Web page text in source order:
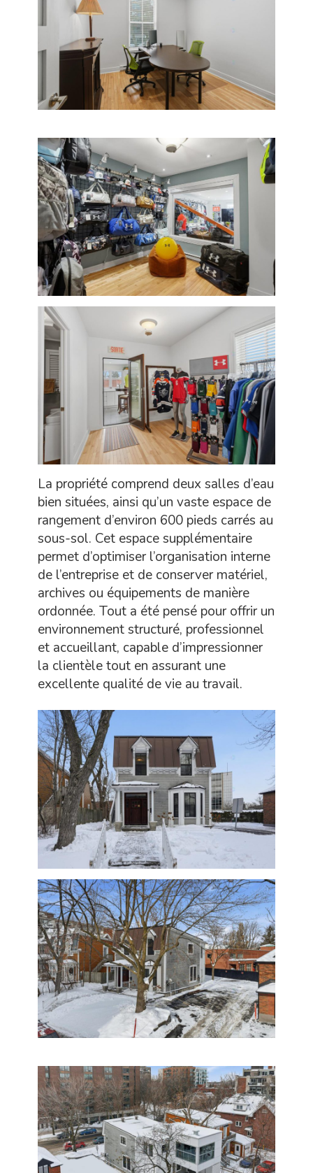
La propriété comprend deux salles d’eau
bien situées, ainsi qu’un vaste espace de
rangement d’environ 600 pieds carrés au
sous-sol. Cet espace supplémentaire
permet d’optimiser l’organisation interne
de l’entreprise et de conserver matériel,
archives ou équipements de manière
ordonnée. Tout a été pensé pour offrir un
environnement structuré, professionnel
et accueillant, capable d’impressionner
la clientèle tout en assurant une
excellente qualité de vie au travail.